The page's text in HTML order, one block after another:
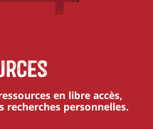
en libre accès,
recherches personnelles.